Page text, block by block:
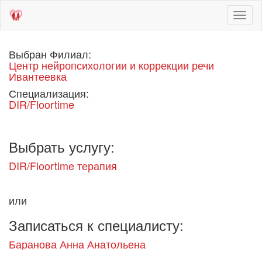
Выбран Филиал:
Центр нейропсихологии и коррекции речи
Ивантеевка
Специализация:
DIR/Floortime
Выбрать услугу:
DIR/Floortime терапия
или
Записаться к специалисту:
Баранова Анна Анатольена